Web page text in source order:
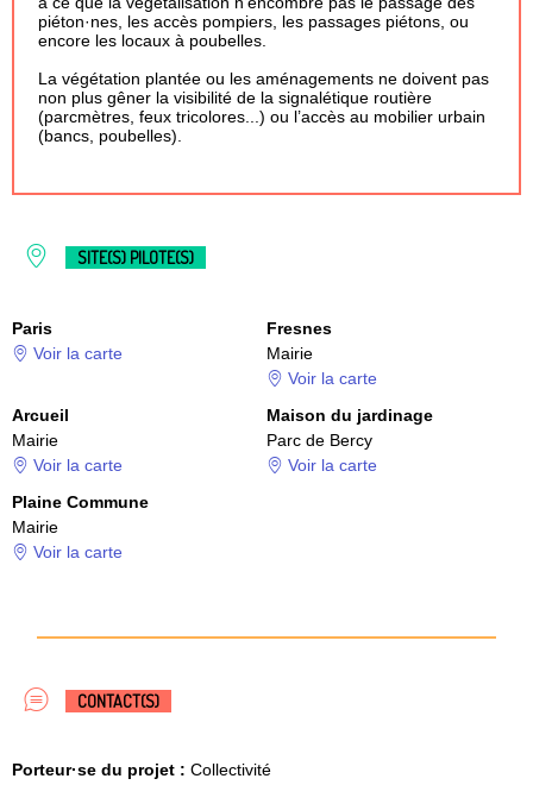
piéton·nes, les accès pompiers, les passages piétons, ou
encore les locaux à poubelles.
La végétation plantée ou les aménagements ne doivent pas
non plus gêner la visibilité de la signalétique routière
(parcmètres, feux tricolores...) ou l’accès au mobilier urbain
(bancs, poubelles).
SITE(S) PILOTE(S)
Paris
Voir la carte
Fresnes
Mairie
Voir la carte
Arcueil
Mairie
Voir la carte
Maison du jardinage
Parc de Bercy
Voir la carte
Plaine Commune
Mairie
Voir la carte
CONTACT(S)
Porteur·se du projet : Collectivité